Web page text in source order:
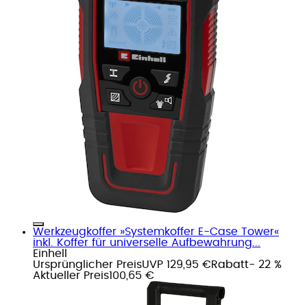
Werkzeugkoffer »Systemkoffer E-Case Tower«
inkl. Koffer für universelle Aufbewahrung...
Einhell
Ursprünglicher PreisUVP 129,95 €Rabatt- 22 %
Aktueller Preis100,65 €